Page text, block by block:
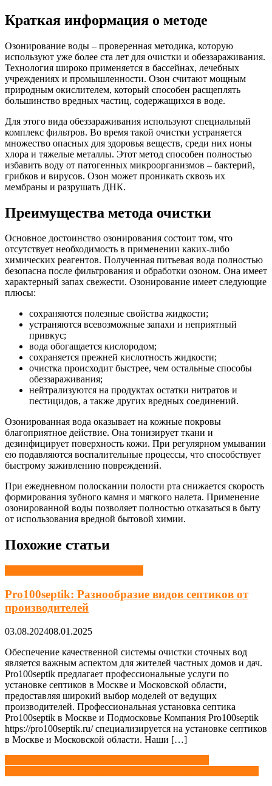
Краткая информация о методе
Озонирование воды – проверенная методика, которую
используют уже более ста лет для очистки и обеззараживания.
Технология широко применяется в бассейнах, лечебных
учреждениях и промышленности. Озон считают мощным
природным окислителем, который способен расщеплять
большинство вредных частиц, содержащихся в воде.
Для этого вида обеззараживания используют специальный
комплекс фильтров. Во время такой очистки устраняется
множество опасных для здоровья веществ, среди них ионы
хлора и тяжелые металлы. Этот метод способен полностью
избавить воду от патогенных микроорганизмов – бактерий,
грибков и вирусов. Озон может проникать сквозь их
мембраны и разрушать ДНК.
Преимущества метода очистки
Основное достоинство озонирования состоит том, что
отсутствует необходимость в применении каких-либо
химических реагентов. Полученная питьевая вода полностью
безопасна после фильтрования и обработки озоном. Она имеет
характерный запах свежести. Озонирование имеет следующие
плюсы:
сохраняются полезные свойства жидкости;
устраняются всевозможные запахи и неприятный
привкус;
вода обогащается кислородом;
сохраняется прежней кислотность жидкости;
очистка происходит быстрее, чем остальные способы
обеззараживания;
нейтрализуются на продуктах остатки нитратов и
пестицидов, а также других вредных соединений.
Озонированная вода оказывает на кожные покровы
благоприятное действие. Она тонизирует ткани и
дезинфицирует поверхность кожи. При регулярном умывании
ею подавляются воспалительные процессы, что способствует
быстрому заживлению повреждений.
При ежедневном полоскании полости рта снижается скорость
формирования зубного камня и мягкого налета. Применение
озонированной воды позволяет полностью отказаться в быту
от использования вредной бытовой химии.
Похожие статьи
Pro100septik: Разнообразие видов септиков от
производителей
03.08.202408.01.2025
Обеспечение качественной системы очистки сточных вод
является важным аспектом для жителей частных домов и дач.
Pro100septik предлагает профессиональные услуги по
установке септиков в Москве и Московской области,
предоставляя широкий выбор моделей от ведущих
производителей. Профессиональная установка септика
Pro100septik в Москве и Подмосковье Компания Pro100septik
https://pro100septik.ru/ специализируется на установке септиков
в Москве и Московской области. Наши […]
Навигация
по